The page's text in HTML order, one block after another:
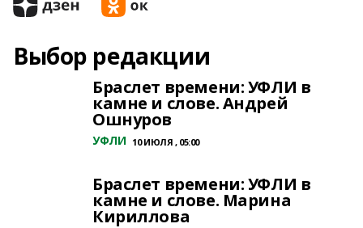
Выбор редакции
Браслет времени: УФЛИ в
камне и слове. Андрей
Ошнуров
УФЛИ 10 ИЮЛЯ , 05:00
Браслет времени: УФЛИ в
камне и слове. Марина
Кириллова